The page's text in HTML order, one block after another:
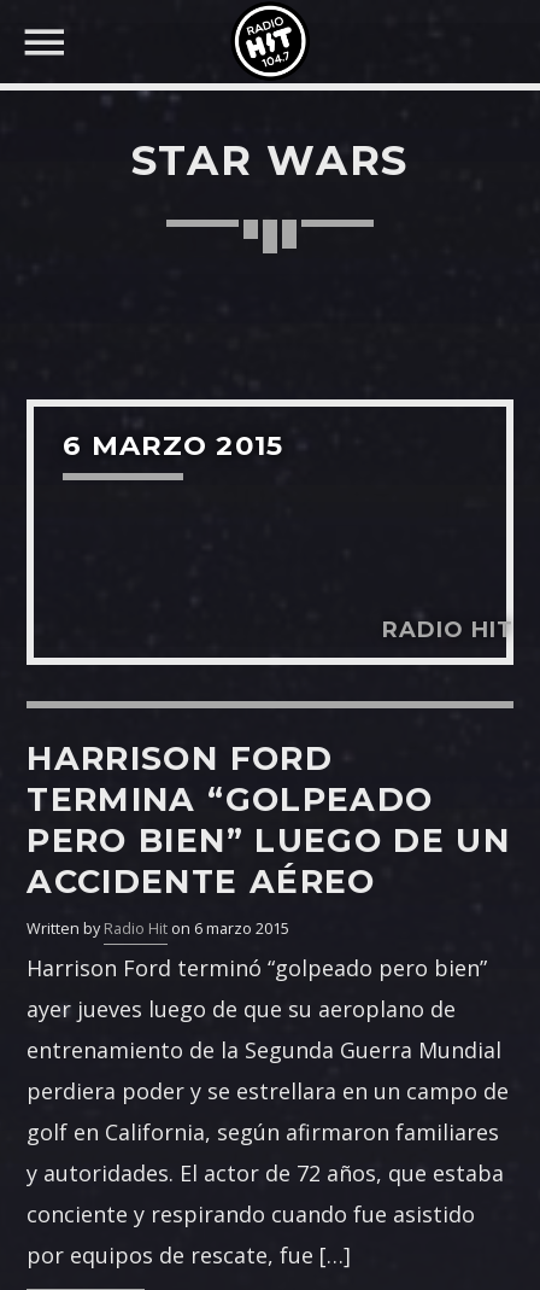
Facebook
STAR WARS
6 MARZO 2015
RADIO HIT
HARRISON FORD
TERMINA “GOLPEADO
PERO BIEN” LUEGO DE UN
ACCIDENTE AÉREO
Written byRadio Hit on 6 marzo 2015
Harrison Ford terminó “golpeado pero bien”
ayer jueves luego de que su aeroplano de
entrenamiento de la Segunda Guerra Mundial
perdiera poder y se estrellara en un campo de
golf en California, según afirmaron familiares
y autoridades. El actor de 72 años, que estaba
conciente y respirando cuando fue asistido
por equipos de rescate, fue […]